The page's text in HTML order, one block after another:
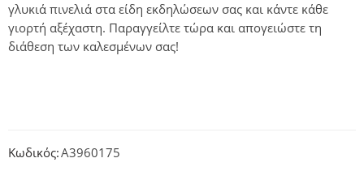
γλυκιά πινελιά στα είδη εκδηλώσεων σας και κάντε κάθε
γιορτή αξέχαστη. Παραγγείλτε τώρα και απογειώστε τη
διάθεση των καλεσμένων σας!
Κωδικός:A3960175